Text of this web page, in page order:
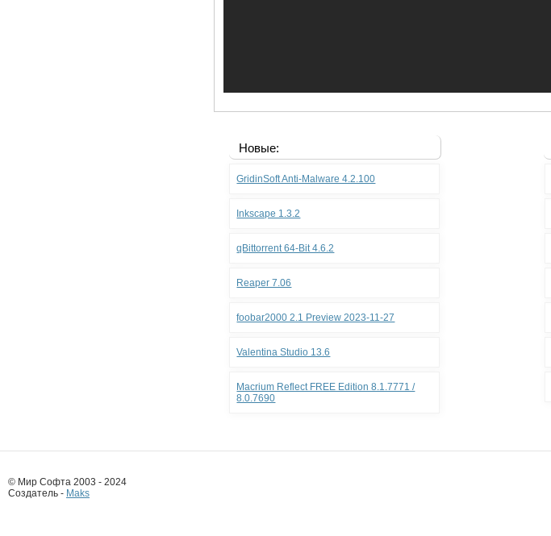
Новые:
GridinSoft Anti-Malware 4.2.100
Inkscape 1.3.2
qBittorrent 64-Bit 4.6.2
Reaper 7.06
foobar2000 2.1 Preview 2023-11-27
Valentina Studio 13.6
Macrium Reflect FREE Edition 8.1.7771 /
8.0.7690
© Мир Софта 2003 - 2024
Создатель - Maks